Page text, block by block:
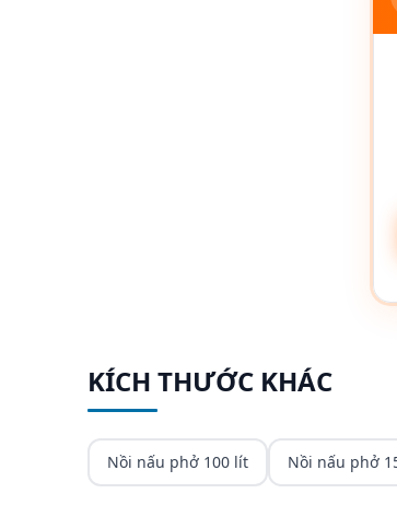
KÍCH THƯỚC KHÁC
Nồi nấu phở 100 lít Nồi nấu phở